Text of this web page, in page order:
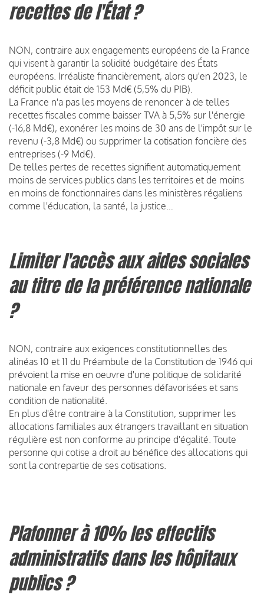
recettes de l'État ?
NON, contraire aux engagements européens de la France
qui visent à garantir la solidité budgétaire des États
européens. Irréaliste financièrement, alors qu'en 2023, le
déficit public était de 153 Md€ (5,5% du PIB).
La France n'a pas les moyens de renoncer à de telles
recettes fiscales comme baisser TVA à 5,5% sur l'énergie
(-16,8 Md€), exonérer les moins de 30 ans de l'impôt sur le
revenu (-3,8 Md€) ou supprimer la cotisation foncière des
entreprises (-9 Md€).
De telles pertes de recettes signifient automatiquement
moins de services publics dans les territoires et de moins
en moins de fonctionnaires dans les ministères régaliens
comme l'éducation, la santé, la justice…
Limiter l'accès aux aides sociales
au titre de la préférence nationale
?
NON, contraire aux exigences constitutionnelles des
alinéas 10 et 11 du Préambule de la Constitution de 1946 qui
prévoient la mise en oeuvre d'une politique de solidarité
nationale en faveur des personnes défavorisées et sans
condition de nationalité.
En plus d'être contraire à la Constitution, supprimer les
allocations familiales aux étrangers travaillant en situation
régulière est non conforme au principe d'égalité. Toute
personne qui cotise a droit au bénéfice des allocations qui
sont la contrepartie de ses cotisations.
Plafonner à 10% les effectifs
administratifs dans les hôpitaux
publics ?